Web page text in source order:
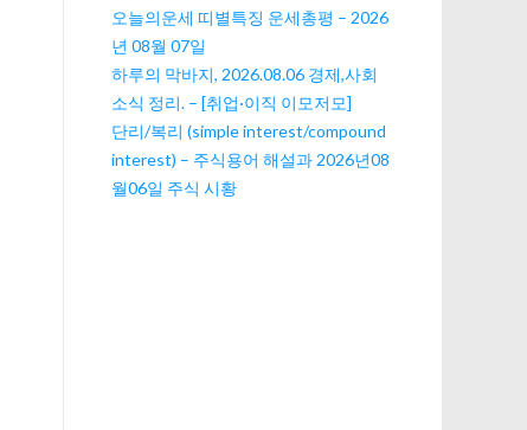
오늘의운세 띠별특징 운세총평 – 2026
년 08월 07일
하루의 막바지, 2026.08.06 경제,사회
소식 정리. – [취업·이직 이모저모]
단리/복리 (simple interest/compound
interest) – 주식용어 해설과 2026년08
월06일 주식 시황